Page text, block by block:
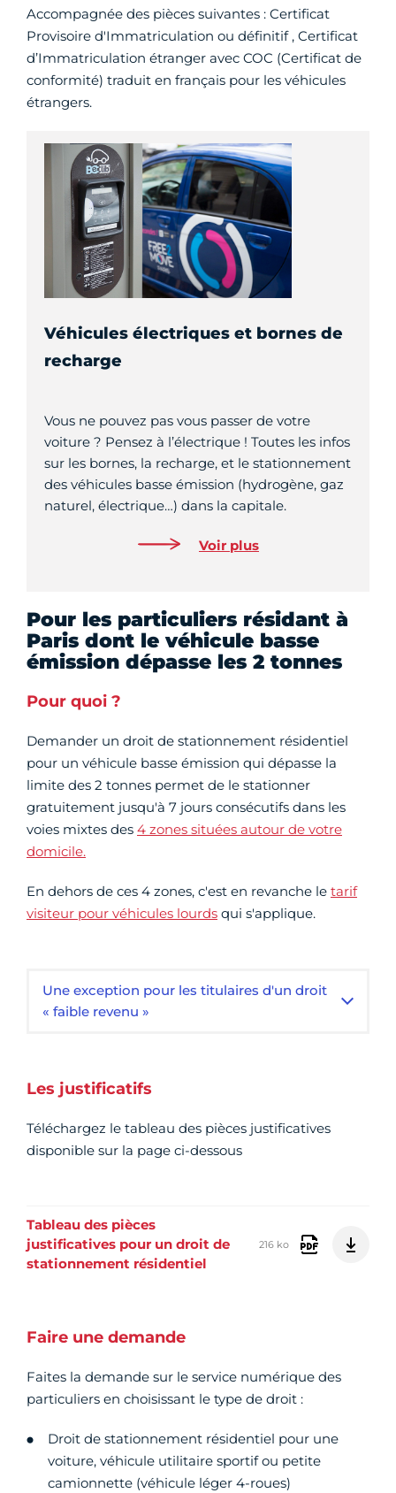
Accompagnée des pièces suivantes : Certificat
Provisoire d'Immatriculation ou définitif , Certificat
d’Immatriculation étranger avec COC (Certificat de
conformité) traduit en français pour les véhicules
étrangers.
Véhicules électriques et bornes de
recharge
Vous ne pouvez pas vous passer de votre
voiture ? Pensez à l’électrique ! Toutes les infos
sur les bornes, la recharge, et le stationnement
des véhicules basse émission (hydrogène, gaz
naturel, électrique…) dans la capitale.
Voir plus
Pour les particuliers résidant à
Paris dont le véhicule basse
émission dépasse les 2 tonnes
Pour quoi ?
Demander un droit de stationnement résidentiel
pour un véhicule basse émission qui dépasse la
limite des 2 tonnes permet de le stationner
gratuitement jusqu'à 7 jours consécutifs dans les
voies mixtes des 4 zones situées autour de votre
domicile.
En dehors de ces 4 zones, c'est en revanche le tarif
visiteur pour véhicules lourds qui s'applique.
Une exception pour les titulaires d'un droit
« faible revenu »
Les justificatifs
Téléchargez le tableau des pièces justificatives
disponible sur la page ci-dessous
Tableau des pièces
justificatives pour un droit de
stationnement résidentiel
216 ko
Faire une demande
Faites la demande sur le service numérique des
particuliers en choisissant le type de droit :
Droit de stationnement résidentiel pour une
voiture, véhicule utilitaire sportif ou petite
camionnette (véhicule léger 4-roues)